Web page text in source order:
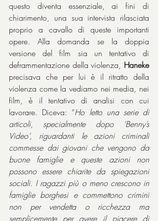
questo diventa essenziale, ai fini di
chiarimento, una sua intervista rilasciata
proprio a cavallo di queste importanti
opere. Alla domanda se la doppia
versione del film sia un tentativo di
deframmentazione della violenza,
Haneke
precisava che per lui è il ritratto della
violenza come la vediamo nei media, nei
film, è il tentativo di analisi con cui
lavorare. Diceva: “Ho letto una serie di
articoli, specialmente dopo ‘Benny’s
Video’, riguardanti le azioni criminali
commesse dai giovani che vengono da
buone famiglie e queste azioni non
possono essere chiarite da spiegazioni
sociali. I ragazzi più o meno crescono in
famiglie borghesi e commettono crimini
non per vendetta o ricchezza ma
semplicemente per avere il piacere di